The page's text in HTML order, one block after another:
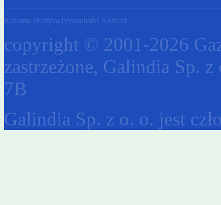
Reklama Polityka Prywatności Kontakt
copyright © 2001-2026
zastrzeżone, Galindia Sp.
7B
Galindia Sp. z o. o. jest